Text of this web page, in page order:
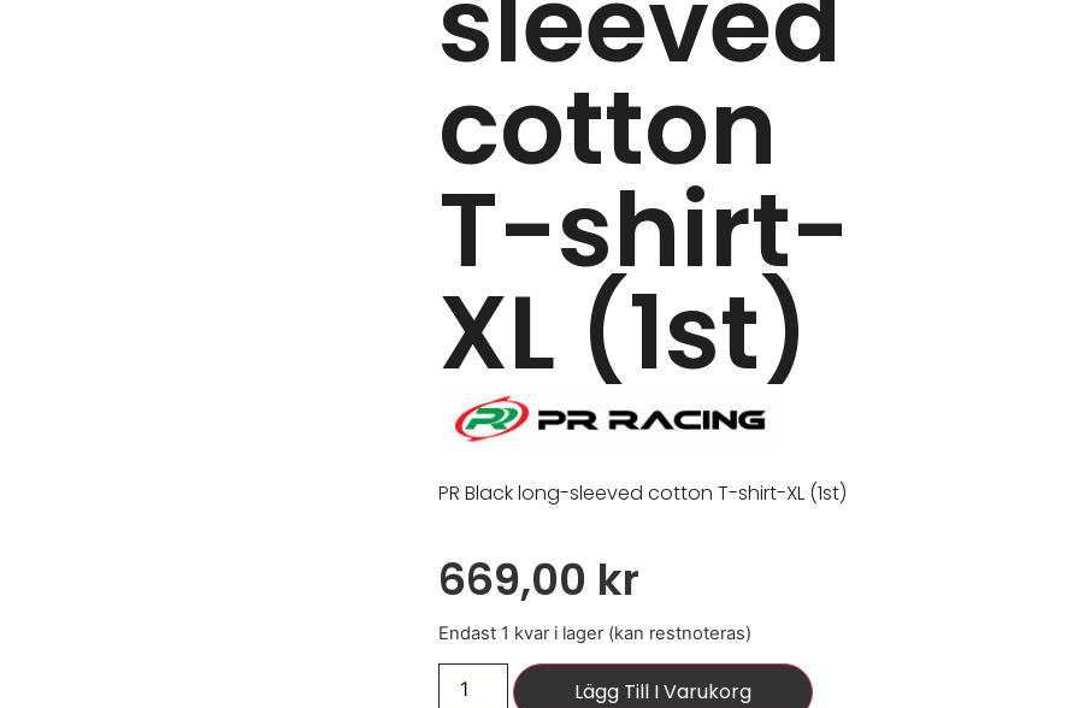
cotton
T-shirt-
XL (1st)
PR Black long-sleeved cotton T-shirt-XL (1st)
669,00 kr
Endast 1 kvar i lager (kan restnoteras)
Lägg Till I Varukorg